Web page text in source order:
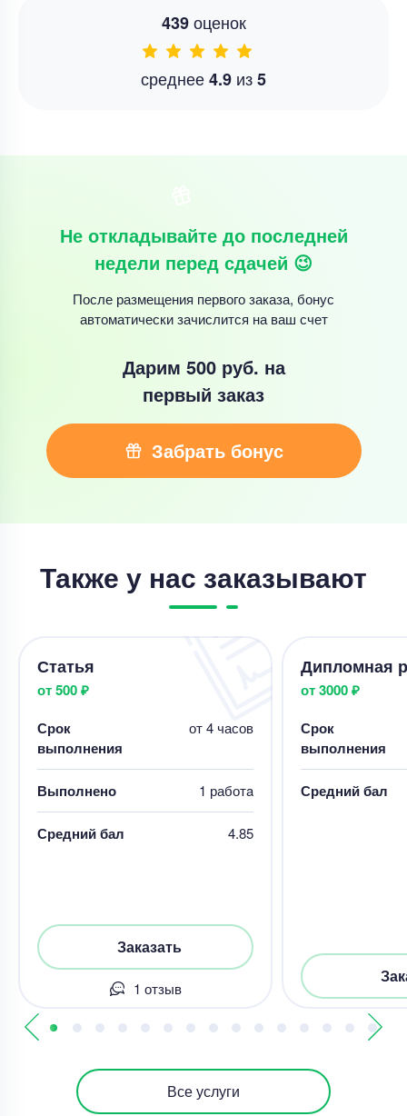
439оценок
среднее4.9 из5
Не откладывайте до последней
недели перед сдачей 😉
После размещения первого заказа, бонус
автоматически зачислится на ваш счет
Дарим 500 руб. на
первый заказ
Забрать бонус
Также у нас заказывают
Статья
от 500 ₽
Срок
выполнения
от 4 часов
Выполнено 1 работa
Средний бал 4.85
Заказать
1 отзыв
Дипломная
от 3000 ₽
Срок
выполнения
Средний бал
Все услуги